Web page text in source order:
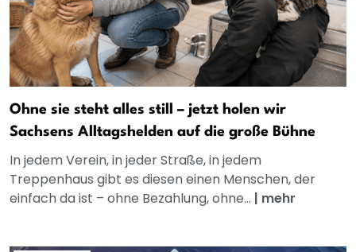
Ohne sie steht alles still – jetzt holen wir
Sachsens Alltagshelden auf die große Bühne
In jedem Verein, in jeder Straße, in jedem
Treppenhaus gibt es diesen einen Menschen, der
einfach da ist – ohne Bezahlung, ohne... | mehr